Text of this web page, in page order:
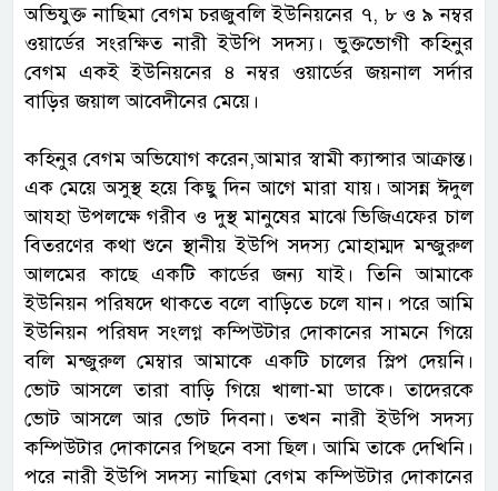
অভিযুক্ত নাছিমা বেগম চরজুবলি ইউনিয়নের ৭, ৮ ও ৯ নম্বর
ওয়ার্ডের সংরক্ষিত নারী ইউপি সদস্য। ভুক্তভোগী কহিনুর
বেগম একই ইউনিয়নের ৪ নম্বর ওয়ার্ডের জয়নাল সর্দার
বাড়ির জয়াল আবেদীনের মেয়ে।
কহিনুর বেগম অভিযোগ করেন,আমার স্বামী ক্যান্সার আক্রান্ত।
এক মেয়ে অসুস্থ হয়ে কিছু দিন আগে মারা যায়। আসন্ন ঈদুল
আযহা উপলক্ষে গরীব ও দুস্থ মানুষের মাঝে ভিজিএফের চাল
বিতরণের কথা শুনে স্থানীয় ইউপি সদস্য মোহাম্মদ মন্জুরুল
আলমের কাছে একটি কার্ডের জন্য যাই। তিনি আমাকে
ইউনিয়ন পরিষদে থাকতে বলে বাড়িতে চলে যান। পরে আমি
ইউনিয়ন পরিষদ সংলগ্ন কম্পিউটার দোকানের সামনে গিয়ে
বলি মন্জুরুল মেম্বার আমাকে একটি চালের স্লিপ দেয়নি।
ভোট আসলে তারা বাড়ি গিয়ে খালা-মা ডাকে। তাদেরকে
ভোট আসলে আর ভোট দিবনা। তখন নারী ইউপি সদস্য
কম্পিউটার দোকানের পিছনে বসা ছিল। আমি তাকে দেখিনি।
পরে নারী ইউপি সদস্য নাছিমা বেগম কম্পিউটার দোকানের